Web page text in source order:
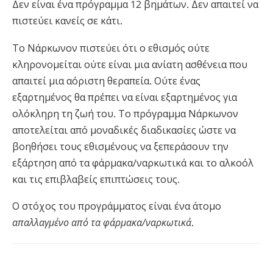
Δεν είναι ένα πρόγραμμα 12 βημάτων. Δεν απαιτεί να
πιστεύει κανείς σε κάτι.
Το Νάρκωνον πιστεύει ότι ο εθισμός ούτε
κληρονομείται ούτε είναι μια ανίατη ασθένεια που
απαιτεί μια αόριστη θεραπεία. Ούτε ένας
εξαρτημένος θα πρέπει να είναι εξαρτημένος για
ολόκληρη τη ζωή του. Το πρόγραμμα Νάρκωνον
αποτελείται από μοναδικές διαδικασίες ώστε να
βοηθήσει τους εθισμένους να ξεπεράσουν την
εξάρτηση από τα φάρμακα/ναρκωτικά και το αλκοόλ
και τις επιβλαβείς επιπτώσεις τους.
Ο στόχος του προγράμματος είναι ένα άτομο
απαλλαγμένο από τα φάρμακα/ναρκωτικά.